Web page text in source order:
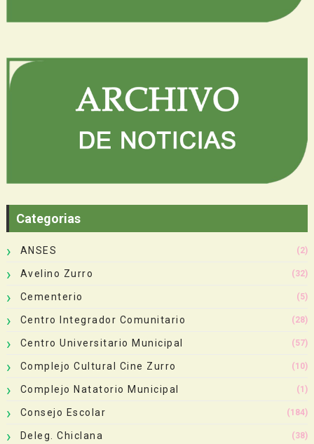
Categorias
ANSES (2)
Avelino Zurro (32)
Cementerio (5)
Centro Integrador Comunitario (28)
Centro Universitario Municipal (57)
Complejo Cultural Cine Zurro (10)
Complejo Natatorio Municipal (1)
Consejo Escolar (184)
Deleg. Chiclana (38)